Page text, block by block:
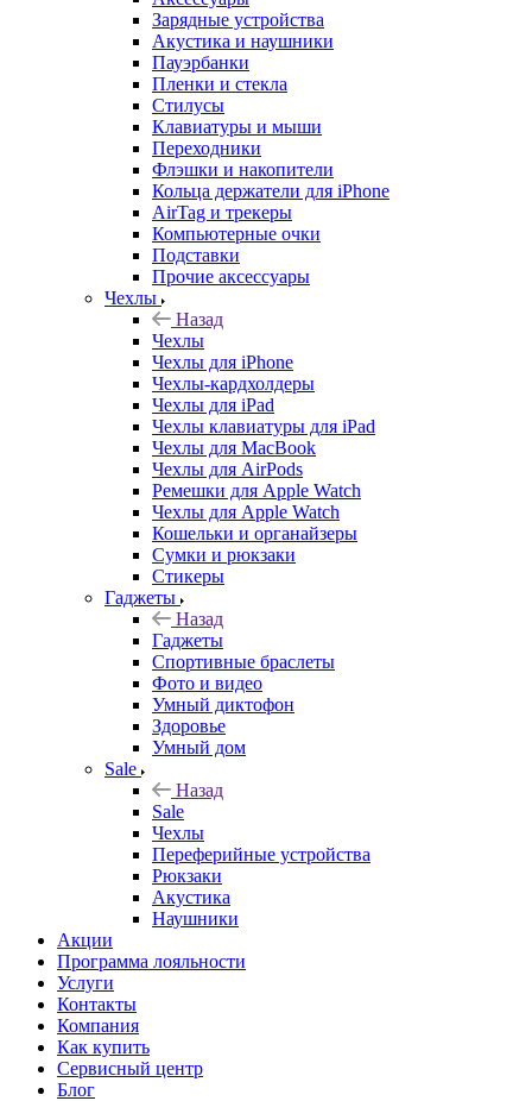
Зарядные устройства
Акустика и наушники
Пауэрбанки
Пленки и стекла
Стилусы
Клавиатуры и мыши
Переходники
Флэшки и накопители
Кольца держатели для iPhone
AirTag и трекеры
Компьютерные очки
Подставки
Прочие аксессуары
Чехлы
Назад
Чехлы
Чехлы для iPhone
Чехлы-кардхолдеры
Чехлы для iPad
Чехлы клавиатуры для iPad
Чехлы для MacBook
Чехлы для AirPods
Ремешки для Apple Watch
Чехлы для Apple Watch
Кошельки и органайзеры
Сумки и рюкзаки
Стикеры
Гаджеты
Назад
Гаджеты
Спортивные браслеты
Фото и видео
Умный диктофон
Здоровье
Умный дом
Sale
Назад
Sale
Чехлы
Переферийные устройства
Рюкзаки
Акустика
Наушники
Акции
Программа лояльности
Услуги
Контакты
Компания
Как купить
Сервисный центр
Блог